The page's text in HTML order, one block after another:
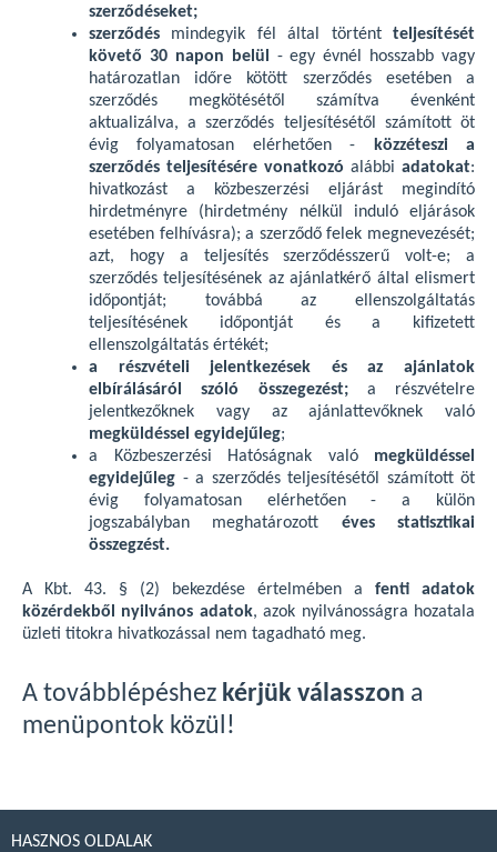
szerződéseket;
szerződés mindegyik fél által történtteljesítését
követő 30 napon belül - egy évnél hosszabb vagy
határozatlan időre kötött szerződés esetében a
szerződés megkötésétől számítva évenként
aktualizálva, a szerződés teljesítésétől számított öt
évig folyamatosan elérhetően -
közzéteszi a
szerződés teljesítésére vonatkozó alábbi adatokat:
hivatkozást a közbeszerzési eljárást megindító
hirdetményre (hirdetmény nélkül induló eljárások
esetében felhívásra); a szerződő felek megnevezését;
azt, hogy a teljesítés szerződésszerű volt-e; a
szerződés teljesítésének az ajánlatkérő által elismert
időpontját; továbbá az ellenszolgáltatás
teljesítésének időpontját és a kifizetett
ellenszolgáltatás értékét;
a részvételi jelentkezések és az ajánlatok
elbírálásáról szóló összegezést; a részvételre
jelentkezőknek vagy az ajánlattevőknek való
megküldéssel egyidejűleg;
a Közbeszerzési Hatóságnak való megküldéssel
egyidejűleg - a szerződés teljesítésétől számított öt
évig folyamatosan elérhetően - a külön
jogszabályban meghatározott éves statisztikai
összegzést.
A Kbt. 43. § (2) bekezdése értelmében a fenti adatok
közérdekből nyilvános adatok, azok nyilvánosságra hozatala
üzleti titokra hivatkozással nem tagadható meg.
A továbblépéshez kérjük válasszon a
menüpontok közül!
HASZNOS OLDALAK